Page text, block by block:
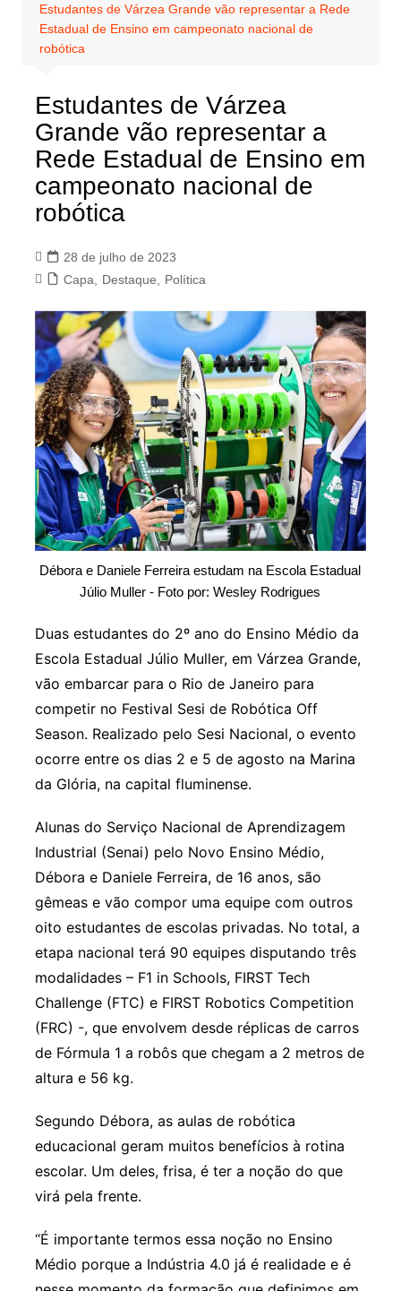
Estudantes de Várzea Grande vão representar a Rede
Estadual de Ensino em campeonato nacional de
robótica
Estudantes de Várzea
Grande vão representar a
Rede Estadual de Ensino em
campeonato nacional de
robótica
28 de julho de 2023
Capa
Destaque Política
Débora e Daniele Ferreira estudam na Escola Estadual
Júlio Muller - Foto por: Wesley Rodrigues
Duas estudantes do 2º ano do Ensino Médio da
Escola Estadual Júlio Muller, em Várzea Grande,
vão embarcar para o Rio de Janeiro para
competir no Festival Sesi de Robótica Off
Season. Realizado pelo Sesi Nacional, o evento
ocorre entre os dias 2 e 5 de agosto na Marina
da Glória, na capital fluminense.
Alunas do Serviço Nacional de Aprendizagem
Industrial (Senai) pelo Novo Ensino Médio,
Débora e Daniele Ferreira, de 16 anos, são
gêmeas e vão compor uma equipe com outros
oito estudantes de escolas privadas. No total, a
etapa nacional terá 90 equipes disputando três
modalidades – F1 in Schools, FIRST Tech
Challenge (FTC) e FIRST Robotics Competition
(FRC) -, que envolvem desde réplicas de carros
de Fórmula 1 a robôs que chegam a 2 metros de
altura e 56 kg.
Segundo Débora, as aulas de robótica
educacional geram muitos benefícios à rotina
escolar. Um deles, frisa, é ter a noção do que
virá pela frente.
“É importante termos essa noção no Ensino
Médio porque a Indústria 4.0 já é realidade e é